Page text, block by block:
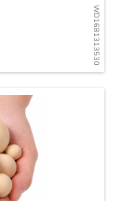
WD1681313530